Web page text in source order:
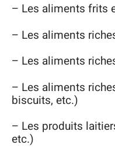
– Les aliments frits
– Les aliments
– Les aliments
– Les aliments
biscuits, etc.)
– Les produits
etc.)